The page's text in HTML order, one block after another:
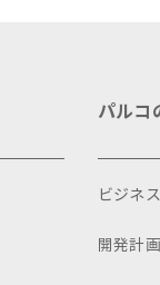
パルコ
ビジネ
開発計画